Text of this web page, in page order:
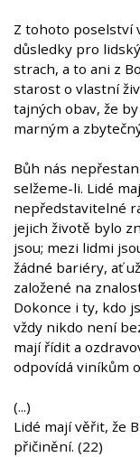
Z tohoto poselství
důsledky pro
strach, a to ani z
starost o vlastní
tajných obav, že
marným a
Bůh nás
selžeme-li. Lidé
nepředstavitelné
jejich životě bylo
jsou; mezi lidmi
žádné bariéry, ať
založené na
Dokonce i ty, kdo
vždy nikdo není
mají řídit a
odpovídá viníkům
(...)
Lidé mají věřit, že
přičinění. (22)